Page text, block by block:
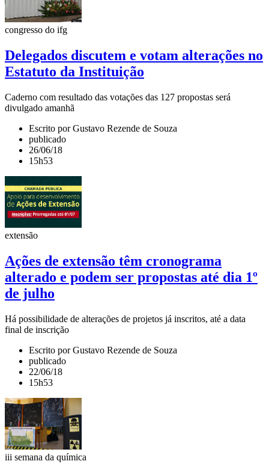
congresso do ifg
Delegados discutem e votam alterações no
Estatuto da Instituição
Caderno com resultado das votações das 127 propostas será
divulgado amanhã
Escrito por Gustavo Rezende de Souza
publicado
26/06/18
15h53
extensão
Ações de extensão têm cronograma
alterado e podem ser propostas até dia 1º
de julho
Há possibilidade de alterações de projetos já inscritos, até a data
final de inscrição
Escrito por Gustavo Rezende de Souza
publicado
22/06/18
15h53
iii semana da química